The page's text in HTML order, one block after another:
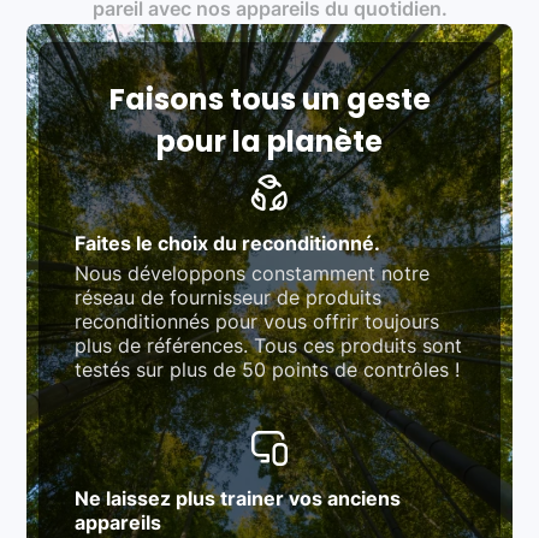
rigoureux (80 à 100 points de contrôle en
fonction des produits)
Respect des normes RAEE, RoHS, et du
référentiel QualiRepar (bonus réparation)
pareil avec nos appareils du quotidien.
Faisons tous un geste
pour la planète
Faites le choix du reconditionné.
Nous développons constamment notre
réseau de fournisseur de produits
reconditionnés pour vous offrir toujours
plus de références. Tous ces produits sont
testés sur plus de 50 points de contrôles !
Ne laissez plus trainer vos anciens
appareils